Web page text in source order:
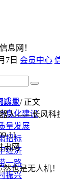
息网！
7日 会员中心
成果
息化建设
量发展
招标
经济
一路
振兴
造业/ 正文
人——长风科
11
肃网
然也是无人机